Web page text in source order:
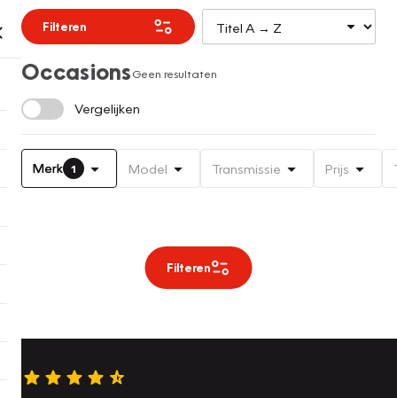
Filteren
OccasionsGeen resultaten
Vergelijken
Merk 1 Model Transmissie Prijs
Filteren